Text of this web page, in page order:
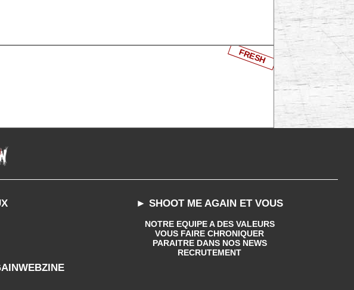
FRESH
► SHOOT ME AGAIN ET VOUS
NOTRE EQUIPE A DES VALEURS
VOUS FAIRE CHRONIQUER
PARAITRE DANS NOS NEWS
RECRUTEMENT